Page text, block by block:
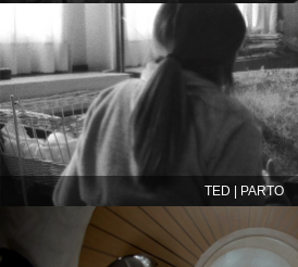
TED | PARTO